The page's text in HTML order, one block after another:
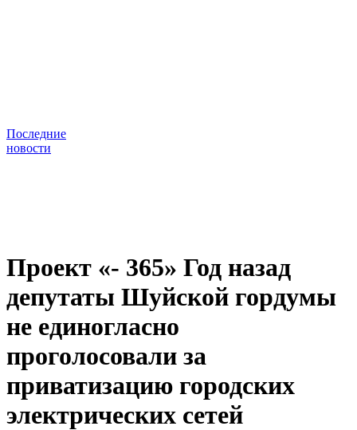
Последние
новости
Проект «- 365» Год назад
депутаты Шуйской гордумы
не единогласно
проголосовали за
приватизацию городских
электрических сетей